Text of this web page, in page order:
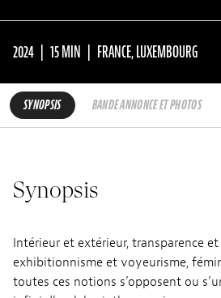
2024 15 MIN FRANCE, LUXEMBOURG
SYNOPSIS BANDE ANNONCE ET PHOTOS
Synopsis
Intérieur et extérieur, transparence
exhibitionnisme et voyeurisme,
toutes ces notions s’opposent ou